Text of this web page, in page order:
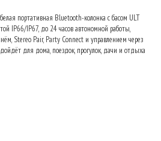
портативная Bluetooth-колонка с басом ULT
IP66/IP67, до 24 часов автономной работы,
Stereo Pair, Party Connect и управлением через
для дома, поездок, прогулок, дачи и отдыха